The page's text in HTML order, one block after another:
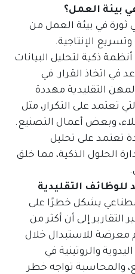
بيئة العمل؟
ثورة في بيئة العمل من
وتسريع الإنتاجية.
ذكية لتحليل البيانات
في اتخاذ القرار. في
التقليدية مهددة
تعتمد على التكرار، مثل
وبعض أعمال التصنيع.
تعتمد على تحليل
الحلول الذكية، مما خلق
للوظائف التقليدية
يشكل خطرًا على
إلى أن أكثر من
معرضة للاستبدال خلال
والروتينية في
والمحاسبة تواجه خطر